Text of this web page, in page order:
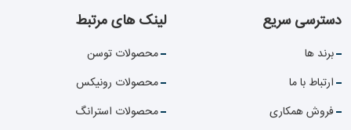
دسترسی سریع
برند ها
ارتباط با ما
فروش همکاری
لینک های مرتبط
محصولات توسن
محصولات رونیکس
محصولات استرانگ